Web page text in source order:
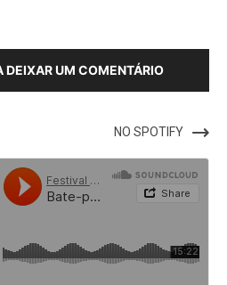
DEIXAR UM COMENTÁRIO
NO SPOTIFY